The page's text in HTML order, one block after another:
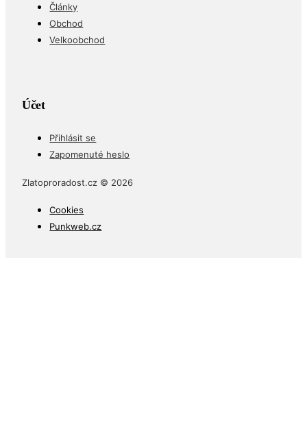
Články
Obchod
Velkoobchod
Účet
Přihlásit se
Zapomenuté heslo
Zlatoproradost.cz © 2026
Cookies
Punkweb.cz